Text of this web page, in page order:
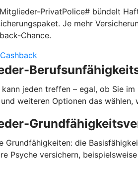
Mitglieder-PrivatPolice# bündelt
Je mehr
Chance.
jeden treffen – egal, ob Sie
weiteren Optionen das
Grundfähigkeiten: die
Psyche versichern,